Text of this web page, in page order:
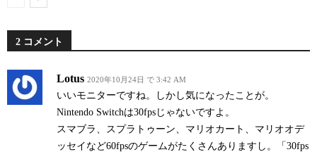
2 コメント
Lotus 2020年10月24日 で 3:42 AM
いいモニターですね。しかし気になったことが。
Nintendo Switchは30fpsじゃないですよ。
スマブラ、スプラトゥーン、マリオカート、マリオオデ
ッセイなど60fpsのゲームがたくさんありますし。「30fps